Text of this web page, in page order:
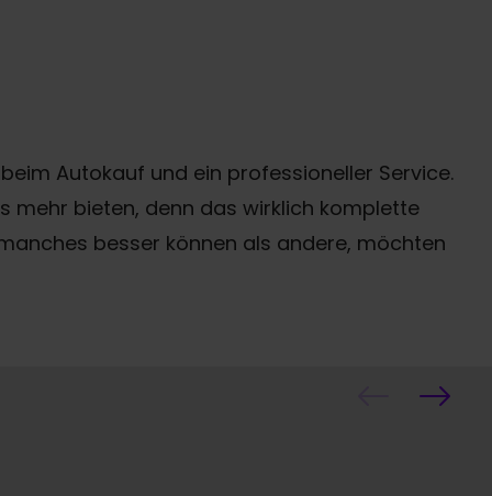
Autokauf und ein professioneller Service.
mehr bieten, denn das wirklich komplette
besser können als andere, möchten